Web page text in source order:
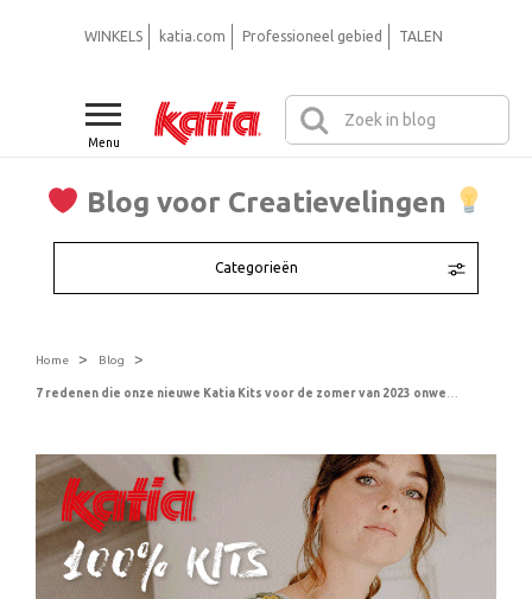
Menu
Blog voor Creatievelingen
Categorieën
WINKELS katia.com Professioneel gebied TALEN
Home > Blog >